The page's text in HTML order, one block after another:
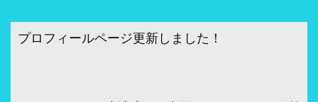
プロフィールページ更新しました！